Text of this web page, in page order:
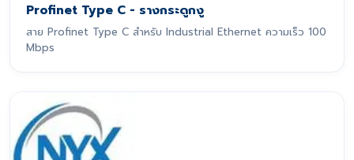
Profinet Type C - รางกระดูกงู
สาย Profinet Type C สำหรับ Industrial Ethernet ความเร็ว 100
Mbps